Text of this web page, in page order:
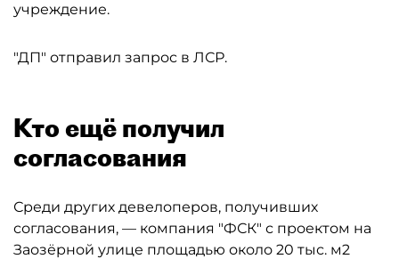
учреждение.
"ДП" отправил запрос в ЛСР.
Кто ещё получил
согласования
Среди других девелоперов, получивших
согласования, — компания "ФСК" с проектом на
Заозёрной улице площадью около 20 тыс. м2